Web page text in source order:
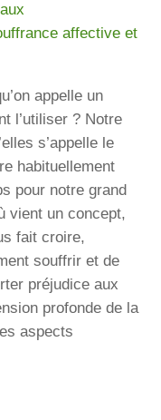
affective et
appelle un
l’utiliser ? Notre
s’appelle le
habituellement
pour notre grand
vient un concept,
fait croire,
souffrir et de
préjudice aux
profonde de la
aspects